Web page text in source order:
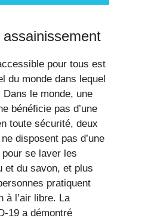
pour tous est
du monde dans lequel
le monde, une
bénéficie pas d’une
toute sécurité, deux
disposent pas d’une
se laver les
et du savon, et plus
pratiquent
à l’air libre. La
19 a démontré